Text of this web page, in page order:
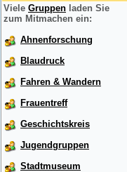
Viele Gruppen laden Sie
zum Mitmachen ein:
Ahnenforschung
Blaudruck
Fahren & Wandern
Frauentreff
Geschichtskreis
Jugendgruppen
Stadtmuseum